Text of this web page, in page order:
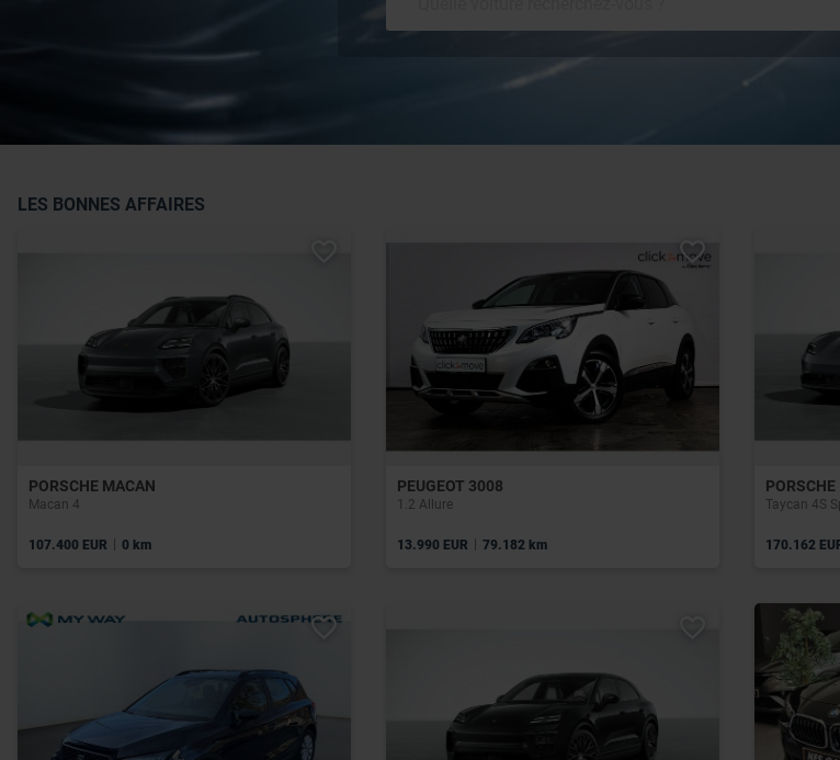
LES BONNES AFFAIRES
PORSCHE MACAN
Macan 4
107.400 EUR | 0 km
PEUGEOT 3008
1.2 Allure
13.990 EUR | 79.182 km
PORSCHE
Taycan 4S
170.162